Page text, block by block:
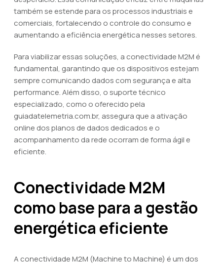
também se estende para os processos industriais e
comerciais, fortalecendo o controle do consumo e
aumentando a eficiência energética nesses setores.
Para viabilizar essas soluções, a conectividade M2M é
fundamental, garantindo que os dispositivos estejam
sempre comunicando dados com segurança e alta
performance. Além disso, o suporte técnico
especializado, como o oferecido pela
guiadatelemetria.com.br, assegura que a ativação
online dos planos de dados dedicados e o
acompanhamento da rede ocorram de forma ágil e
eficiente.
Conectividade M2M
como base para a gestão
energética eficiente
A conectividade M2M (Machine to Machine) é um dos